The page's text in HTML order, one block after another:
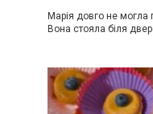
Марія довго не
Вона стояла біля